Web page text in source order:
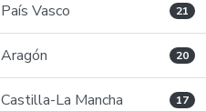
País Vasco 21
Aragón 20
Castilla-La Mancha 17